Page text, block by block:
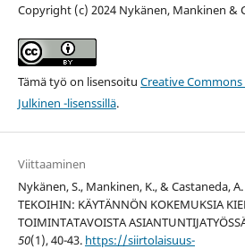
Copyright (c) 2024 Nykänen, Mankinen &
Tämä työ on lisensoitu Creative
Julkinen -lisenssillä.
Viittaaminen
Nykänen, S., Mankinen, K., & Castaneda,
TEKOIHIN: KÄYTÄNNÖN KOKEMUKSIA
TOIMINTATAVOISTA
50(1), 40-43. https://siirtolaisuus-